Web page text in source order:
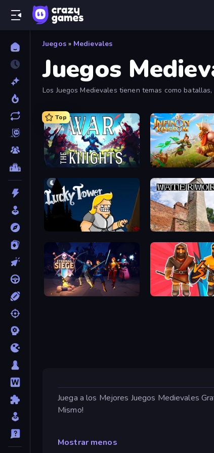
Juegos » Medievales
Juegos
Los Juegos Medievales tienen temas como
Top
War the Knights Infinity Kingdom
Lucky Tower Waterworks!
Eternal Siege Medieval Battle 2P
Juega a los Mejores Juegos Medievales
Mismo!
Mostrar menos